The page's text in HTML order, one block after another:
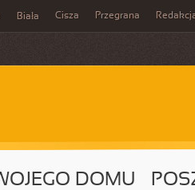
Biała Cisza Przegrana
DOMU –